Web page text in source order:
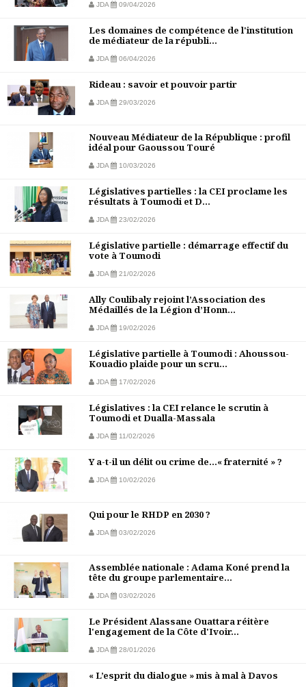
JDA 09/04/2026
Les domaines de compétence de l'institution
de médiateur de la républi...
JDA 06/04/2026
Rideau : savoir et pouvoir partir
JDA 29/03/2026
Nouveau Médiateur de la République : profil
idéal pour Gaoussou Touré
JDA 10/03/2026
Législatives partielles : la CEI proclame les
résultats à Toumodi et D...
JDA 23/02/2026
Législative partielle : démarrage effectif du
vote à Toumodi
JDA 21/02/2026
Ally Coulibaly rejoint l’Association des
Médaillés de la Légion d’Honn...
JDA 19/02/2026
Législative partielle à Toumodi : Ahoussou-
Kouadio plaide pour un scru...
JDA 17/02/2026
Législatives : la CEI relance le scrutin à
Toumodi et Dualla-Massala
JDA 11/02/2026
Y a-t-il un délit ou crime de…« fraternité » ?
JDA 10/02/2026
Qui pour le RHDP en 2030 ?
JDA 03/02/2026
Assemblée nationale : Adama Koné prend la
tête du groupe parlementaire...
JDA 03/02/2026
Le Président Alassane Ouattara réitère
l'engagement de la Côte d'Ivoir...
JDA 28/01/2026
« L’esprit du dialogue » mis à mal à Davos